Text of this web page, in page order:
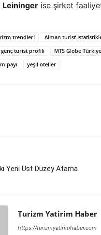
Leininger ise şirket
trendleri Alman turist
genç turist profili MTS Globe Türkiye
payı
yeşil oteller
Yeni Üst Düzey Atama
Turizm Yatirim Haber
https://turizmyatirimhaber.com